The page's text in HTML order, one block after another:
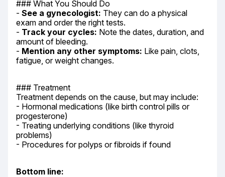
### What You Should Do
- See a gynecologist: They can do a physical
exam and order the right tests.
- Track your cycles: Note the dates, duration, and
amount of bleeding.
- Mention any other symptoms: Like pain, clots,
fatigue, or weight changes.
### Treatment
Treatment depends on the cause, but may include:
- Hormonal medications (like birth control pills or
progesterone)
- Treating underlying conditions (like thyroid
problems)
- Procedures for polyps or fibroids if found
Bottom line: